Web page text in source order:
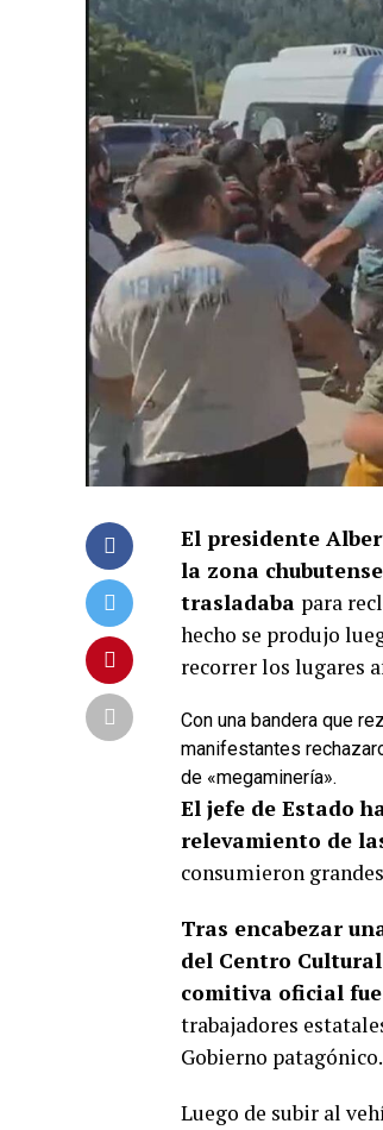
El presidente
la zona
trasladaba para
hecho se produjo
recorrer los lugares
Con una bandera que
manifestantes
de «megaminería».
El jefe de Estado
relevamiento de
consumieron
Tras encabezar
del Centro
comitiva oficial
trabajadores
Gobierno patagónico.
Luego de subir al